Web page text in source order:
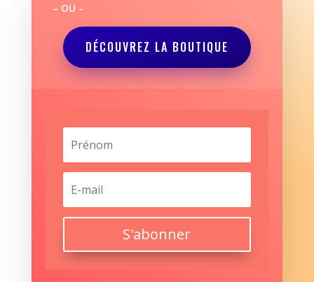
– OU –
DÉCOUVREZ LA BOUTIQUE
S'abonner